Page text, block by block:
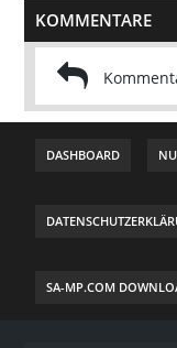
KOMMENTARE
DASHBOARD
SA-MP.COM